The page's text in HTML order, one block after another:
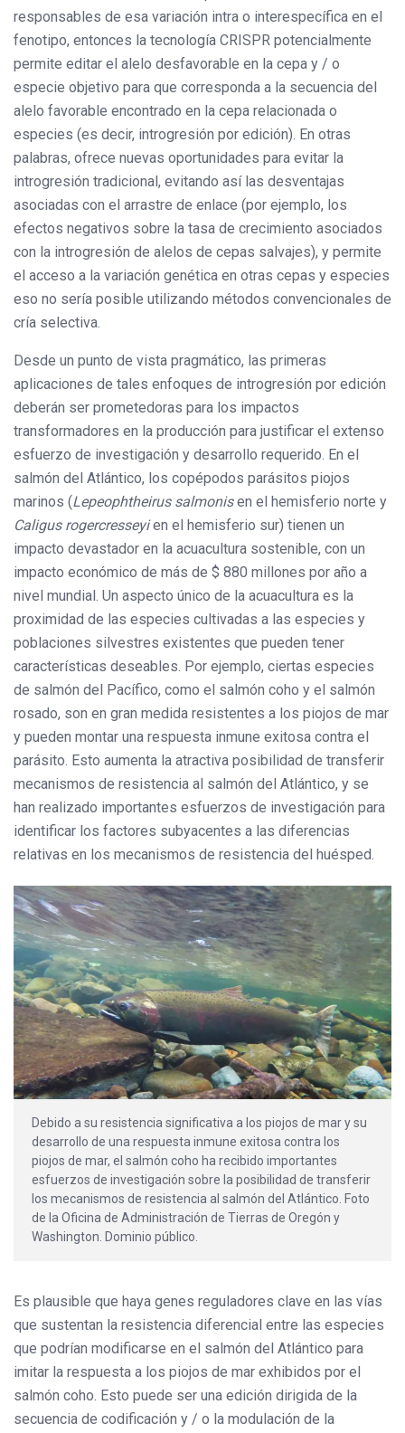
responsables de esa variación intra o interespecífica en el
fenotipo, entonces la tecnología CRISPR potencialmente
permite editar el alelo desfavorable en la cepa y / o
especie objetivo para que corresponda a la secuencia del
alelo favorable encontrado en la cepa relacionada o
especies (es decir, introgresión por edición). En otras
palabras, ofrece nuevas oportunidades para evitar la
introgresión tradicional, evitando así las desventajas
asociadas con el arrastre de enlace (por ejemplo, los
efectos negativos sobre la tasa de crecimiento asociados
con la introgresión de alelos de cepas salvajes), y permite
el acceso a la variación genética en otras cepas y especies
eso no sería posible utilizando métodos convencionales de
cría selectiva.
Desde un punto de vista pragmático, las primeras
aplicaciones de tales enfoques de introgresión por edición
deberán ser prometedoras para los impactos
transformadores en la producción para justificar el extenso
esfuerzo de investigación y desarrollo requerido. En el
salmón del Atlántico, los copépodos parásitos piojos
marinos (Lepeophtheirus salmonisen el hemisferio norte y
Caligus rogercresseyien el hemisferio sur) tienen un
impacto devastador en la acuacultura sostenible, con un
impacto económico de más de $ 880 millones por año a
nivel mundial. Un aspecto único de la acuacultura es la
proximidad de las especies cultivadas a las especies y
poblaciones silvestres existentes que pueden tener
características deseables. Por ejemplo, ciertas especies
de salmón del Pacífico, como el salmón coho y el salmón
rosado, son en gran medida resistentes a los piojos de mar
y pueden montar una respuesta inmune exitosa contra el
parásito. Esto aumenta la atractiva posibilidad de transferir
mecanismos de resistencia al salmón del Atlántico, y se
han realizado importantes esfuerzos de investigación para
identificar los factores subyacentes a las diferencias
relativas en los mecanismos de resistencia del huésped.
Debido a su resistencia significativa a los piojos de mar y su
desarrollo de una respuesta inmune exitosa contra los
piojos de mar, el salmón coho ha recibido importantes
esfuerzos de investigación sobre la posibilidad de transferir
los mecanismos de resistencia al salmón del Atlántico. Foto
de la Oficina de Administración de Tierras de Oregón y
Washington. Dominio público.
Es plausible que haya genes reguladores clave en las vías
que sustentan la resistencia diferencial entre las especies
que podrían modificarse en el salmón del Atlántico para
imitar la respuesta a los piojos de mar exhibidos por el
salmón coho. Esto puede ser una edición dirigida de la
secuencia de codificación y / o la modulación de la